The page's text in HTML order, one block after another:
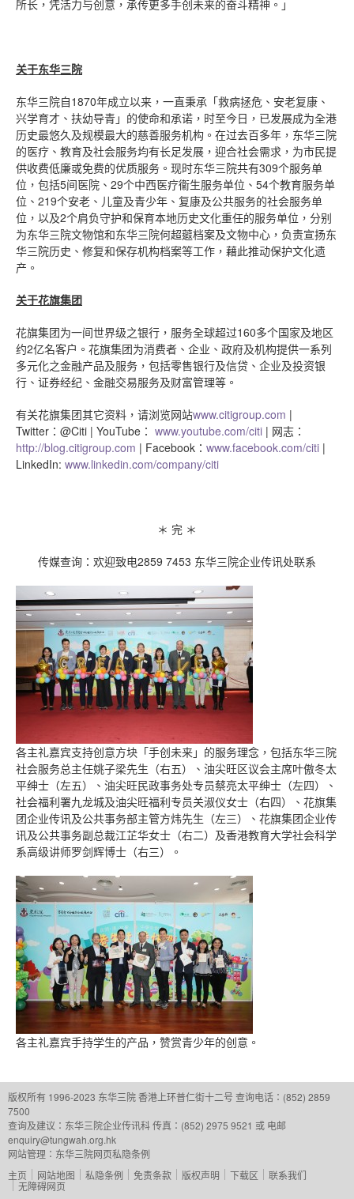
所长，凭活力与创意，承传更多手创未来的奋斗精神。」
关于东华三院
东华三院自1870年成立以来，一直秉承「救病拯危、安老复康、
兴学育才、扶幼导青」的使命和承诺，时至今日，已发展成为全港
历史最悠久及规模最大的慈善服务机构。在过去百多年，东华三院
的医疗、教育及社会服务均有长足发展，迎合社会需求，为市民提
供收费低廉或免费的优质服务。现时东华三院共有309个服务单
位，包括5间医院、29个中西医疗衞生服务单位、54个教育服务单
位、219个安老、儿童及青少年、复康及公共服务的社会服务单
位，以及2个肩负守护和保育本地历史文化重任的服务单位，分别
为东华三院文物馆和东华三院何超蕸档案及文物中心，负责宣扬东
华三院历史、修复和保存机构档案等工作，藉此推动保护文化遗
产。
关于花旗集团
花旗集团为一间世界级之银行，服务全球超过160多个国家及地区
约2亿名客户。花旗集团为消费者、企业、政府及机构提供一系列
多元化之金融产品及服务，包括零售银行及信贷、企业及投资银
行、证券经纪、金融交易服务及财富管理等。
有关花旗集团其它资料，请浏览网站www.citigroup.com |
Twitter：@Citi | YouTube： www.youtube.com/citi | 网志：
http://blog.citigroup.com | Facebook： www.facebook.com/citi |
LinkedIn: www.linkedin.com/company/citi
＊ 完 ＊
传媒查询：欢迎致电2859 7453 东华三院企业传讯处联系
各主礼嘉宾支持创意方块「手创未来」的服务理念，包括东华三院
社会服务总主任姚子梁先生（右五）、油尖旺区议会主席叶傲冬太
平绅士（左五）、油尖旺民政事务处专员蔡亮太平绅士（左四）、
社会福利署九龙城及油尖旺福利专员关淑仪女士（右四）、花旗集
团企业传讯及公共事务部主管方炜先生（左三）、花旗集团企业传
讯及公共事务副总裁江芷华女士（右二）及香港教育大学社会科学
系高级讲师罗剑辉博士（右三）。
各主礼嘉宾手持学生的产品，赞赏青少年的创意。
版权所有 1996-2023 东华三院香港上环普仁街十二号 查询电话：(852) 2859
7500
查询及建议： 东华三院企业传讯科传真：(852) 2975 9521 或 电邮
enquiry@tungwah.org.hk
网站管理： 东华三院网页私隐条例
主页
网站地图 私隐条例 免责条款 版权声明 下载区
联系我们
无障碍网页